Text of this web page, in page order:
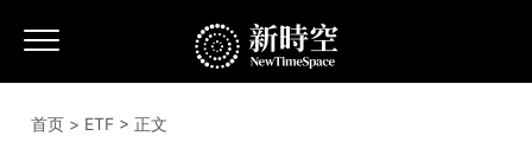
首页 > ETF > 正文